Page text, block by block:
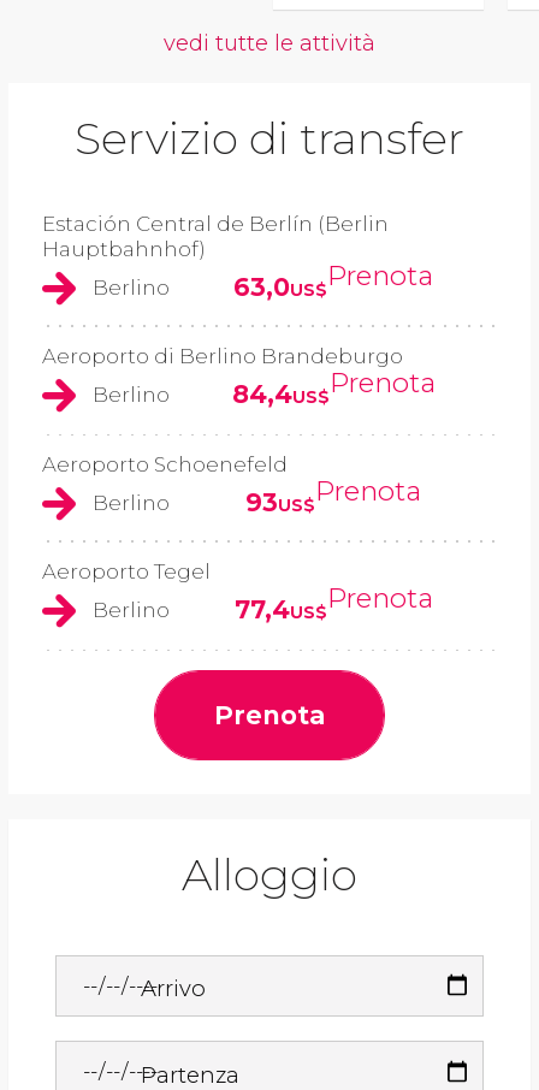
vedi tutte le attività
Servizio di transfer
Estación Central de Berlín (Berlin
Hauptbahnhof)
Berlino
63,0US$Prenota
Aeroporto di Berlino Brandeburgo
Berlino
84,4US$Prenota
Aeroporto Schoenefeld
Berlino
93US$Prenota
Aeroporto Tegel
Berlino
77,4US$Prenota
Prenota
Alloggio
Arrivo
Partenza